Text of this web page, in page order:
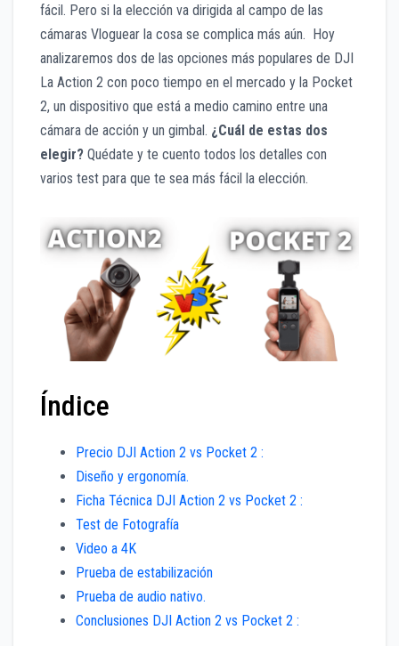
fácil. Pero si la elección va dirigida al campo de las
cámaras Vloguear la cosa se complica más aún. Hoy
analizaremos dos de las opciones más populares de DJI
La Action 2 con poco tiempo en el mercado y la Pocket
2, un dispositivo que está a medio camino entre una
cámara de acción y un gimbal. ¿Cuál de estas dos
elegir? Quédate y te cuento todos los detalles con
varios test para que te sea más fácil la elección.
Índice
Precio DJI Action 2 vs Pocket 2 :
Diseño y ergonomía.
Ficha Técnica DJI Action 2 vs Pocket 2 :
Test de Fotografía
Video a 4K
Prueba de estabilización
Prueba de audio nativo.
Conclusiones DJI Action 2 vs Pocket 2 :